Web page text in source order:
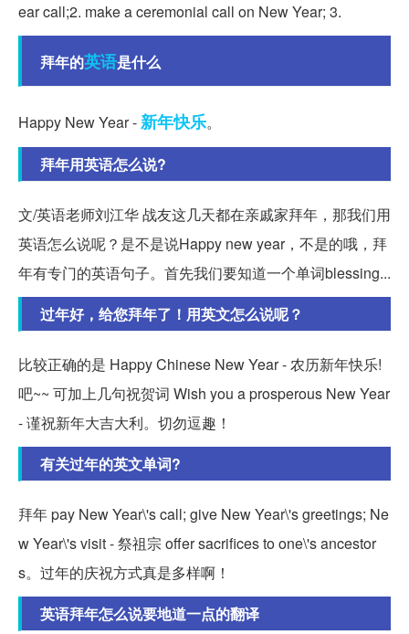
ear call;2. make a ceremonial call on New Year; 3.
拜年的英语是什么
Happy New Year -新年快乐。
拜年用英语怎么说?
文/英语老师刘江华 战友这几天都在亲戚家拜年，那我们用
英语怎么说呢？是不是说Happy new year，不是的哦，拜
年有专门的英语句子。首先我们要知道一个单词blessing...
过年好，给您拜年了！用英文怎么说呢？
比较正确的是 Happy Chinese New Year - 农历新年快乐!
吧~~ 可加上几句祝贺词 Wish you a prosperous New Year
- 谨祝新年大吉大利。切勿逗趣！
有关过年的英文单词?
拜年 pay New Year\'s call; give New Year\'s greetings; Ne
w Year\'s visit - 祭祖宗 offer sacrifices to one\'s ancestor
s。过年的庆祝方式真是多样啊！
英语拜年怎么说要地道一点的翻译